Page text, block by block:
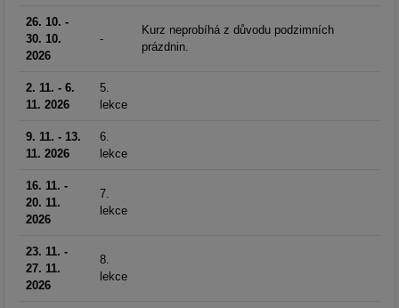
26. 10. -
30. 10.
2026
-
Kurz neprobíhá z důvodu podzimních
prázdnin.
2. 11. - 6.
11. 2026
5.
lekce
9. 11. - 13.
11. 2026
6.
lekce
16. 11. -
20. 11.
2026
7.
lekce
23. 11. -
27. 11.
2026
8.
lekce